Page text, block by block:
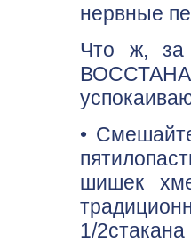
нервные
Что ж,
•
шишек
1/